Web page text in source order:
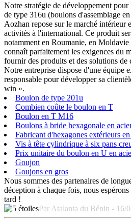
Notre stratégie de développement
de type 316u (boulons d'assemblage
Aozhan repose sur le marché intérieur
activités à l'international. Ce produit
notamment en Roumanie, en
connaît parfaitement les exigences du
fournir des produits et des solutions
Notre entreprise dispose d'une équipe
responsable pour développer sa
win ».
Boulon de type 201u
Combien coûte le boulon en T
Boulon en T M16
Boulons à bride hexagonale en
Fabricant d'hexagones extérieurs
Vis à tête cylindrique à six pans
Prix unitaire du boulon en U en
Goujon
Goujons en gros
Nous sommes des partenaires de
déception à chaque fois, nous
tard !
Par Atalanta du Bénin - 16/